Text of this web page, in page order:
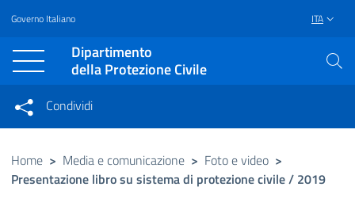
Vai al contenuto principale
Raggiungi il piè di pagina
Governo Italiano ITA
Dipartimento
della Protezione Civile
Condividi su Facebook
Condividi su Twitter
Condividi su LinkedIn
Condividi
Condividi sui social network
Home > Media e comunicazione > Foto e video >
Presentazione libro su sistema di protezione civile / 2019